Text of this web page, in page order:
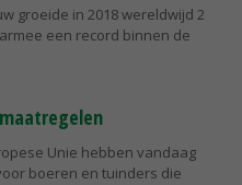
groeide in 2018 wereldwijd 2
een record binnen de
Unie hebben vandaag
boeren en tuinders die